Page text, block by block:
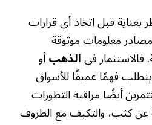
قبل اتخاذ أي قرارات
مصادر معلومات موثوقة
فالاستثمار فيالذهبأو
يتطلب فهمًا عميقًا للأسواق
أيضًا مراقبة التطورات
عن كثب، والتكيف مع الظروف